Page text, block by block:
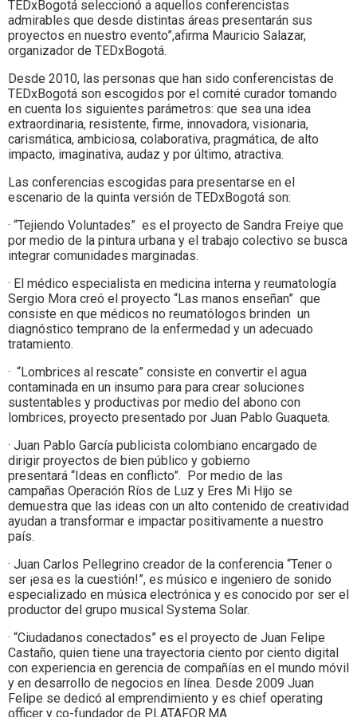
TEDxBogotá seleccionó a aquellos conferencistas
admirables que desde distintas áreas presentarán sus
proyectos en nuestro evento”,afirma Mauricio Salazar,
organizador de TEDxBogotá.
Desde 2010, las personas que han sido conferencistas de
TEDxBogotá son escogidos por el comité curador tomando
en cuenta los siguientes parámetros: que sea una idea
extraordinaria, resistente, firme, innovadora, visionaria,
carismática, ambiciosa, colaborativa, pragmática, de alto
impacto, imaginativa, audaz y por último, atractiva.
Las conferencias escogidas para presentarse en el
escenario de la quinta versión de TEDxBogotá son:
· “Tejiendo Voluntades” es el proyecto de Sandra Freiye que
por medio de la pintura urbana y el trabajo colectivo se busca
integrar comunidades marginadas.
· El médico especialista en medicina interna y reumatología
Sergio Mora creó el proyecto “Las manos enseñan” que
consiste en que médicos no reumatólogos brinden un
diagnóstico temprano de la enfermedad y un adecuado
tratamiento.
· “Lombrices al rescate” consiste en convertir el agua
contaminada en un insumo para para crear soluciones
sustentables y productivas por medio del abono con
lombrices, proyecto presentado por Juan Pablo Guaqueta.
· Juan Pablo García publicista colombiano encargado de
dirigir proyectos de bien público y gobierno
presentará “Ideas en conflicto”. Por medio de las
campañas Operación Ríos de Luz y Eres Mi Hijo se
demuestra que las ideas con un alto contenido de creatividad
ayudan a transformar e impactar positivamente a nuestro
país.
· Juan Carlos Pellegrino creador de la conferencia “Tener o
ser ¡esa es la cuestión!”, es músico e ingeniero de sonido
especializado en música electrónica y es conocido por ser el
productor del grupo musical Systema Solar.
· “Ciudadanos conectados” es el proyecto de Juan Felipe
Castaño, quien tiene una trayectoria ciento por ciento digital
con experiencia en gerencia de compañías en el mundo móvil
y en desarrollo de negocios en línea. Desde 2009 Juan
Felipe se dedicó al emprendimiento y es chief operating
officer y co-fundador de PLATAFOR.MA.